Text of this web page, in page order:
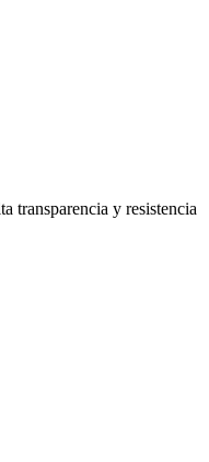
transparencia y resistencia